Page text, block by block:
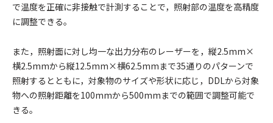
で温度を正確に非接触で計測することで，照射部の温度を高精度
に調整できる。
また，照射面に対し均一な出力分布のレーザーを，縦2.5mm×
横2.5mmから縦12.5mm×横62.5mmまで35通りのパターンで
照射するとともに，対象物のサイズや形状に応じ，DDLから対象
物への照射距離を100mmから500mmまでの範囲で調整可能で
きる。